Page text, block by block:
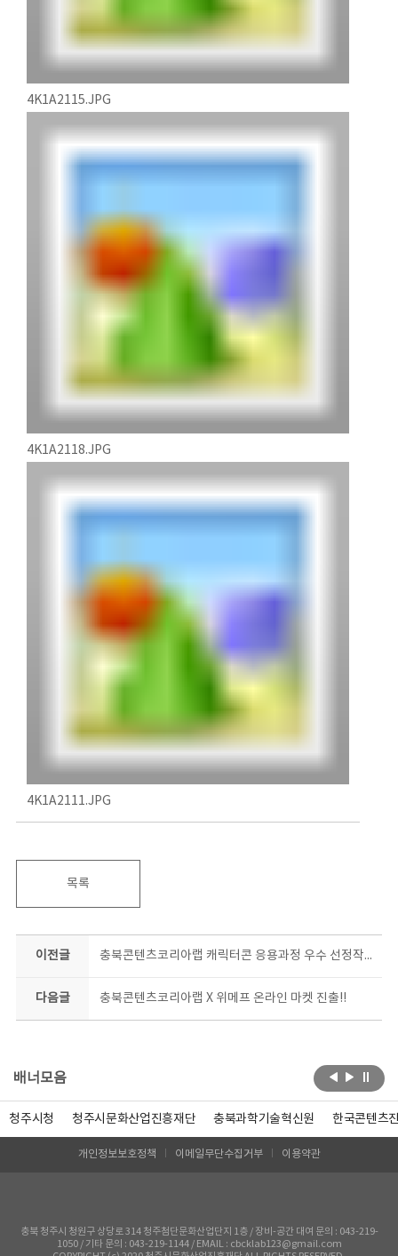
4K1A2115.JPG
4K1A2118.JPG
4K1A2111.JPG
목록
이전글 충북콘텐츠코리아랩 캐릭터콘 응용과정 우수 선정작!! 대박!!
다음글 충북콘텐츠코리아랩 X 위메프 온라인 마켓 진출!!
배너모음
청주시청 청주시문화산업진흥재단 충북과학기술혁신원 한국콘텐츠
개인정보보호정책 이메일무단수집거부 이용약관
충북 청주시 청원구 상당로 314 청주첨단문화산업단지 1층 / 장비-공간 대여 문의 : 043-219-
1050 / 기타 문의 : 043-219-1144 / EMAIL : cbcklab123@gmail.com